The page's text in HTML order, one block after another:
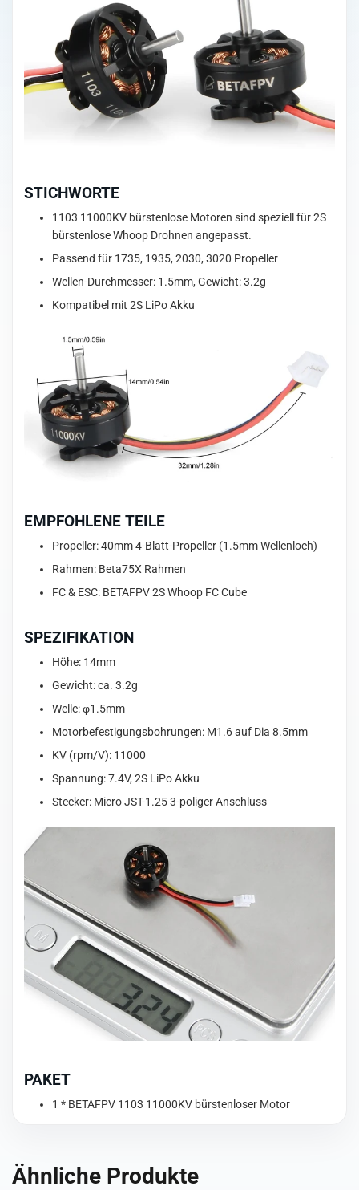
STICHWORTE
1103 11000KV bürstenlose Motoren sind speziell für 2S
bürstenlose Whoop Drohnen angepasst.
Passend für 1735, 1935, 2030, 3020 Propeller
Wellen-Durchmesser: 1.5mm, Gewicht: 3.2g
Kompatibel mit 2S LiPo Akku
EMPFOHLENE TEILE
Propeller: 40mm 4-Blatt-Propeller (1.5mm Wellenloch)
Rahmen: Beta75X Rahmen
FC & ESC: BETAFPV 2S Whoop FC Cube
SPEZIFIKATION
Höhe: 14mm
Gewicht: ca. 3.2g
Welle: φ1.5mm
Motorbefestigungsbohrungen: M1.6 auf Dia 8.5mm
KV (rpm/V): 11000
Spannung: 7.4V, 2S LiPo Akku
Stecker: Micro JST-1.25 3-poliger Anschluss
PAKET
1 * BETAFPV 1103 11000KV bürstenloser Motor
Ähnliche Produkte